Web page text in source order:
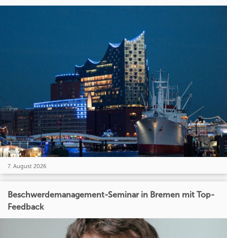
7. August 2026
Beschwerdemanagement-Seminar in Bremen mit Top-
Feedback